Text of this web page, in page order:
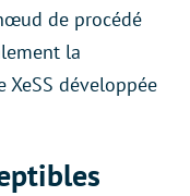
de procédé
la
développée